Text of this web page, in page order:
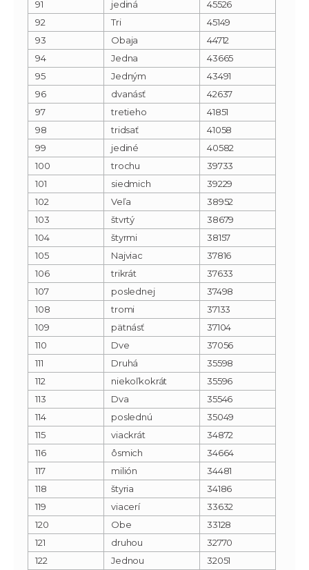
91 jediná
45526
92
Tri
45149
93
Obaja
44712
94
Jedna
43665
95
Jedným
43491
96
dvanásť
42637
97
tretieho
41851
98
tridsať
41058
99
jediné
40582
100
trochu
39733
101
siedmich
39229
102
Veľa
38952
103
štvrtý
38679
104
štyrmi
38157
105
Najviac
37816
106
trikrát
37633
107
poslednej
37498
108
tromi
37133
109
pätnásť
37104
110
Dve
37056
111
Druhá
35598
112
niekoľkokrát
35596
113
Dva
35546
114
poslednú
35049
115
viackrát
34872
116
ôsmich
34664
117
milión
34481
118
štyria
34186
119
viacerí
33632
120
Obe
33128
121
druhou
32770
122
Jednou
32051